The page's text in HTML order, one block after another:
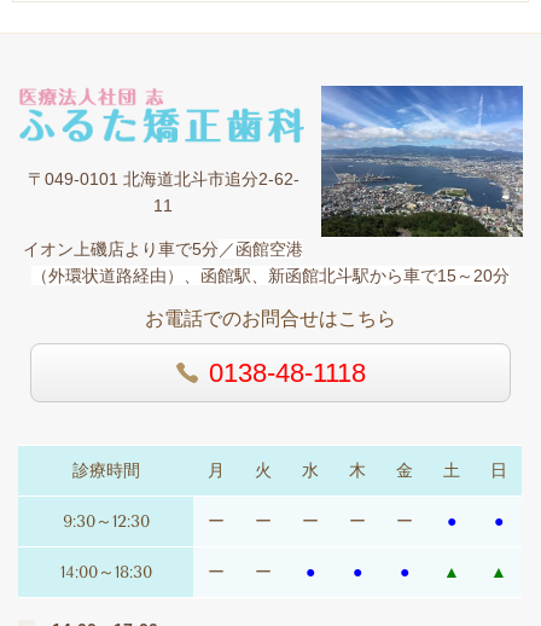
〒049-0101 北海道北斗市追分2-62-
11
イオン上磯店より車で5分／函館空港
（外環状道路経由）、函館駅、新函館北斗駅から車で15～20分
お電話でのお問合せはこちら
0138-48-1118
診療時間 月 火 水 木 金 土 日
9:30～12:30 ー ー ー ー ー ● ●
14:00～18:30 ー ー ● ● ● ▲ ▲